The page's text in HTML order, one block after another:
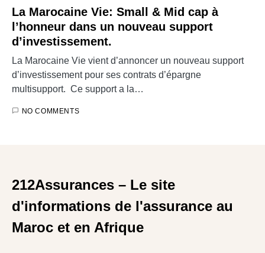
La Marocaine Vie: Small & Mid cap à
l’honneur dans un nouveau support
d’investissement.
La Marocaine Vie vient d’annoncer un nouveau support
d’investissement pour ses contrats d’épargne
multisupport. Ce support a la…
NO COMMENTS
212Assurances – Le site
d'informations de l'assurance au
Maroc et en Afrique